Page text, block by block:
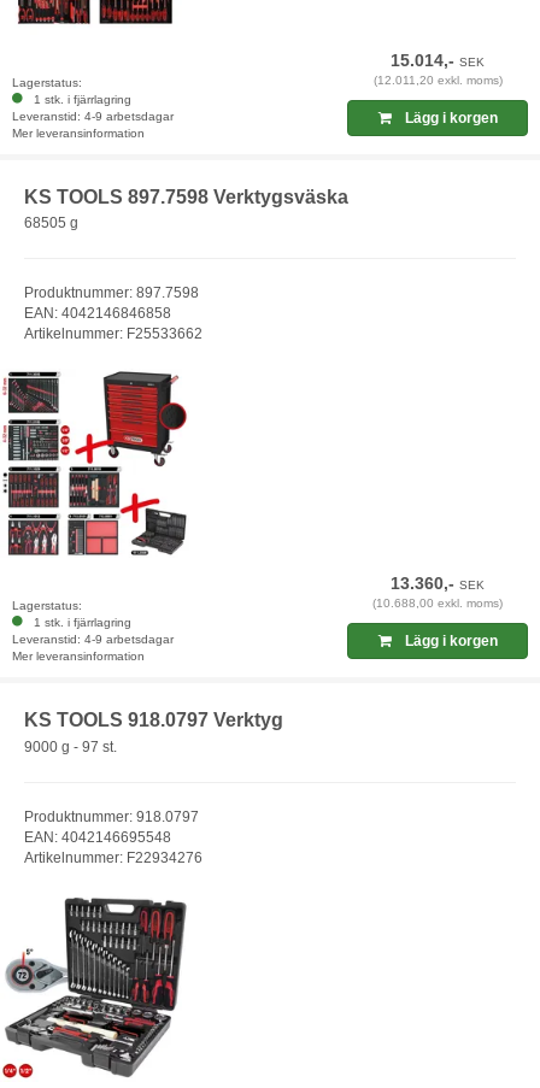
Lagerstatus:
1 stk. i fjärrlagring
Leveranstid: 4-9 arbetsdagar
Mer leveransinformation
15.014,-SEK
(12.011,20 exkl. moms)
Lägg i korgen
KS TOOLS 897.7598 Verktygsväska
68505 g
Produktnummer: 897.7598
EAN: 4042146846858
Artikelnummer: F25533662
Lagerstatus:
1 stk. i fjärrlagring
Leveranstid: 4-9 arbetsdagar
Mer leveransinformation
13.360,-SEK
(10.688,00 exkl. moms)
Lägg i korgen
KS TOOLS 918.0797 Verktyg
9000 g - 97 st.
Produktnummer: 918.0797
EAN: 4042146695548
Artikelnummer: F22934276